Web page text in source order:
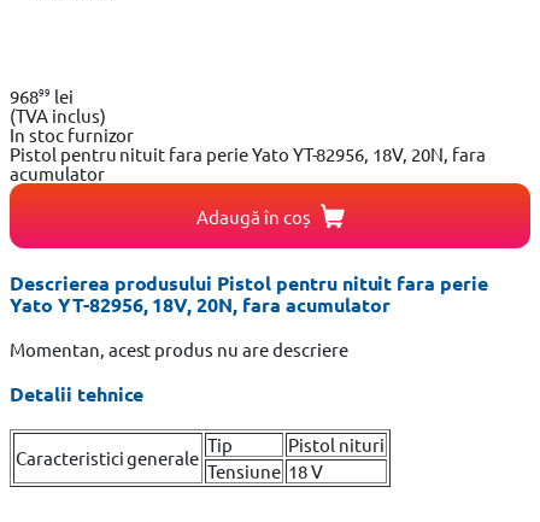
96899 lei
(TVA inclus)
In stoc furnizor
Pistol pentru nituit fara perie Yato YT-82956, 18V, 20N, fara
acumulator
Adaugă în coș
Descrierea produsului Pistol pentru nituit fara perie
Yato YT-82956, 18V, 20N, fara acumulator
Momentan, acest produs nu are descriere
Detalii tehnice
Caracteristici generale
Tip
Pistol nituri
Tensiune 18 V